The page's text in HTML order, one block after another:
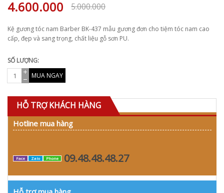
5.000.000
4.600.000
Kệ gương tóc nam Barber BK-437 mẫu gương đơn cho tiệm tóc nam cao
cấp, đẹp và sang trọng, chất liệu gỗ sơn PU.
SỐ LƯỢNG:
MUA NGAY
HỖ TRỢ KHÁCH HÀNG
Hotline mua hàng
Face Zalo Phone 09.48.48.48.27